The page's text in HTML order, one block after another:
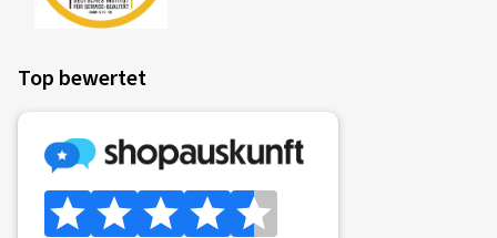
Top bewertet